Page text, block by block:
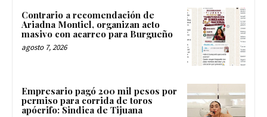
Contrario a recomendación de
Ariadna Montiel, organizan acto
masivo con acarreo para Burgueño
agosto 7, 2026
Empresario pagó 200 mil pesos por
permiso para corrida de toros
apócrifo: Sindica de Tijuana